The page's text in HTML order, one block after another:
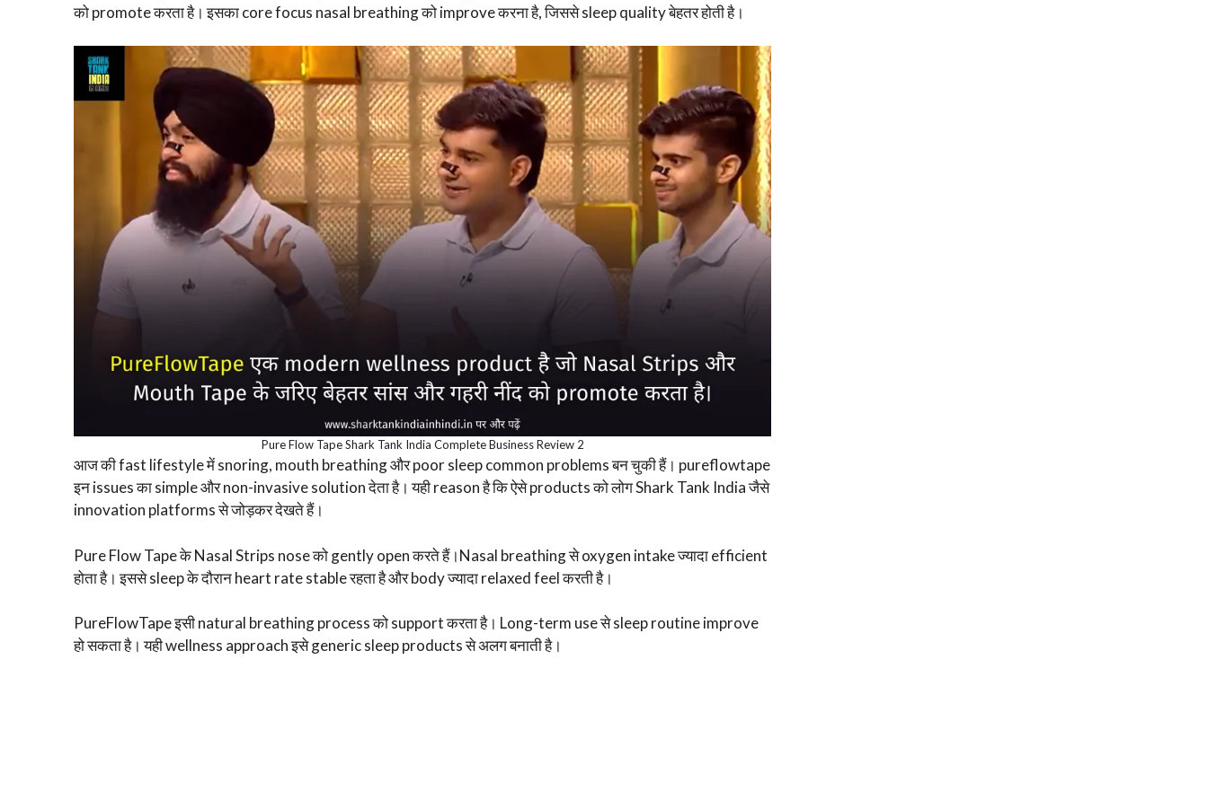
को promote करता है। इसका core focus nasal breathing को improve करना है, जिससे sleep quality बेहतर होती है।
Pure Flow Tape Shark Tank India Complete Business Review 2
आज की fast lifestyle में snoring, mouth breathing और poor sleep common problems बन चुकी हैं। pureflowtape
इन issues का simple और non-invasive solution देता है। यही reason है कि ऐसे products को लोग Shark Tank India जैसे
innovation platforms से जोड़कर देखते हैं।
Pure Flow Tape के Nasal Strips nose को gently open करते हैं।Nasal breathing से oxygen intake ज्यादा efficient
होता है। इससे sleep के दौरान heart rate stable रहता है और body ज्यादा relaxed feel करती है।
PureFlowTape इसी natural breathing process को support करता है। Long-term use से sleep routine improve
हो सकता है। यही wellness approach इसे generic sleep products से अलग बनाती है।